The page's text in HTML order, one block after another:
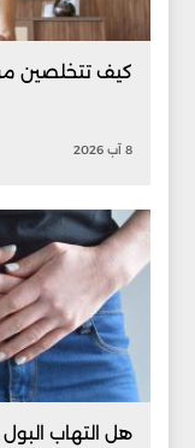
كيف تتخلصين من
8 آب 2026
هل التهاب